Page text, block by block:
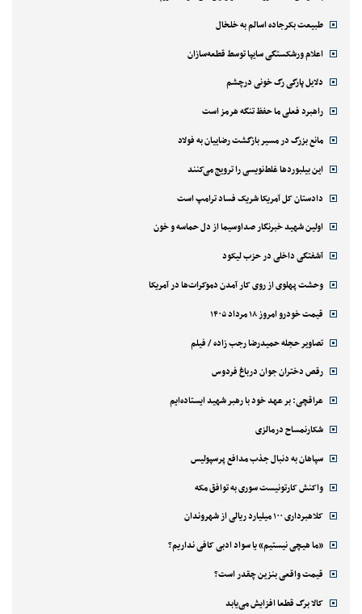
طبیعت بکرجاده اسالم به خلخال
اعلام ورشکستگی سایپا توسط قطعه‌سازان
دلایل پارگی رگ خونی درچشم
راهبرد فعلی ما حفظ تنگه هرمز است
مانع بزرگ در مسیر بازگشت رضاییان به فولاد
این بیلبوردها غلط‌نویسی را ترویج می‌کنند
دادستان کل آمریکا شریک فساد ترامپ است
اولین شهید خبرنگار صداوسیما از دل حماسه و خون
آشفتگی داخلی در حزب لیکود
وحشت پهلوی از روی کار آمدن دموکرات‌ها در آمریکا
قیمت خودرو امروز ۱۸ مرداد ۱۴۰۵
تصاویر حجله حمیدرضا رجب زاده / فیلم
رقص دختران جوان درباغ فردوس
عراقچی: بر عهد خود با رهبر شهید ایستاده‌ایم
شکارنمساح درمالزی
سپاهان به دنبال جذب مدافع پرسپولیس
واکنش کارتونیست سوری به توافق مکه
کلاهبرداری ۱۰۰ میلیارد ریالی از شهروندان
«ما هیچی نیستیم» یا سواد ادبی کافی نداریم؟
قیمت واقعی بنزین چقدر است؟
کالا برگ قطعا افزایش می‌یابد